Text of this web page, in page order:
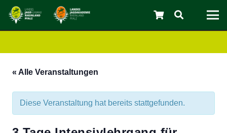
« Alle Veranstaltungen
Diese Veranstaltung hat bereits stattgefunden.